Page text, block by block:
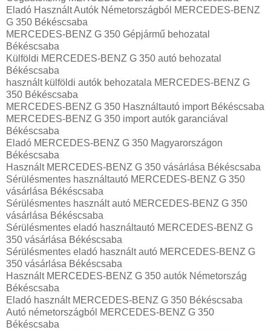
Eladó Használt Autók Németországból MERCEDES-BENZ
G 350 Békéscsaba
MERCEDES-BENZ G 350 Gépjármű behozatal
Békéscsaba
Külföldi MERCEDES-BENZ G 350 autó behozatal
Békéscsaba
használt külföldi autók behozatala MERCEDES-BENZ G
350 Békéscsaba
MERCEDES-BENZ G 350 Használtautó import Békéscsaba
MERCEDES-BENZ G 350 import autók garanciával
Békéscsaba
Eladó MERCEDES-BENZ G 350 Magyarországon‎
Békéscsaba
Használt MERCEDES-BENZ G 350 vásárlása Békéscsaba
Sérülésmentes használtautó MERCEDES-BENZ G 350
vásárlása Békéscsaba
Sérülésmentes használt autó MERCEDES-BENZ G 350
vásárlása Békéscsaba
Sérülésmentes eladó használtautó MERCEDES-BENZ G
350 vásárlása Békéscsaba
Sérülésmentes eladó használt autó MERCEDES-BENZ G
350 vásárlása Békéscsaba
Használt MERCEDES-BENZ G 350 autók Németország
Békéscsaba
Eladó használt MERCEDES-BENZ G 350 Békéscsaba
Autó németországból MERCEDES-BENZ G 350
Békéscsaba